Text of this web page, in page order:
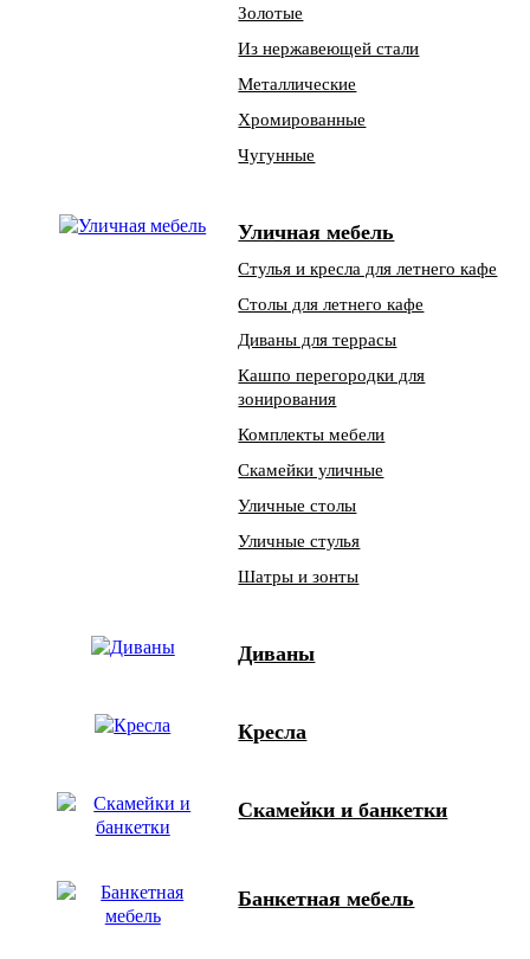
Золотые
Из нержавеющей стали
Металлические
Хромированные
Чугунные
Уличная мебель
Стулья и кресла для летнего кафе
Столы для летнего кафе
Диваны для террасы
Кашпо перегородки для
зонирования
Комплекты мебели
Скамейки уличные
Уличные столы
Уличные стулья
Шатры и зонты
Диваны
Кресла
Скамейки и банкетки
Банкетная мебель